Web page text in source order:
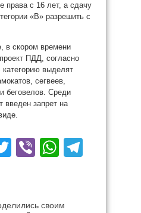
права с 16 лет, а сдачу
«В» разрешить с
в скором времени
ПДД, согласно
выделят
сегвеев,
беговелов. Среди
введен запрет на
Twitter
Viber
своим